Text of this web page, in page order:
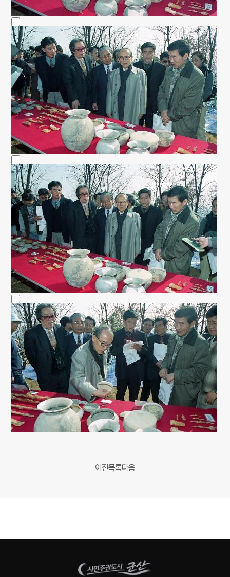
이전목록다음